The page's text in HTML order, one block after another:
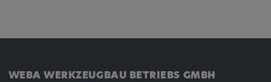
WEBA WERKZEUGBAU BETRIEBS GMBH